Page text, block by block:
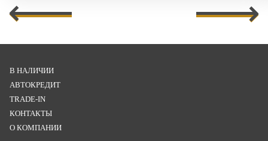
В НАЛИЧИИ
АВТОКРЕДИТ
TRADE-IN
КОНТАКТЫ
О КОМПАНИИ